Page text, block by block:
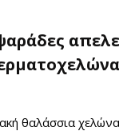
θαλάσσια χελώνα